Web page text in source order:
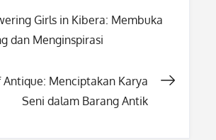
Girls in Kibera: Membuka
dan Menginspirasi
Antique: Menciptakan Karya
Seni dalam Barang Antik